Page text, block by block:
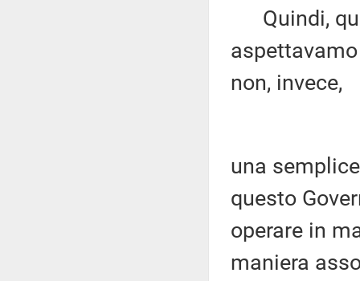
Quindi,
non, invece,
una
questo
operare in
maniera